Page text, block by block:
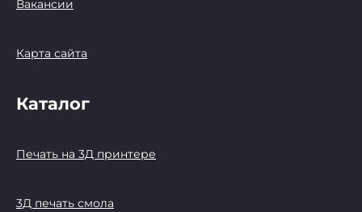
Вакансии
Карта сайта
Каталог
Печать на 3Д принтере
3Д печать смола